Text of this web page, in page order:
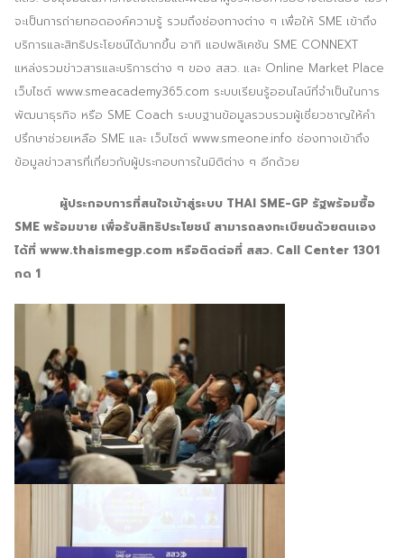
Search
for:
Search
จะเป็นการถ่ายทอดองค์ความรู้ รวมถึงช่องทางต่าง ๆ เพื่อให้ SME เข้าถึง
บริการและสิทธิประโยชน์ได้มากขึ้น อาทิ แอปพลิเคชัน SME CONNEXT
แหล่งรวมข่าวสารและบริการต่าง ๆ ของ สสว. และ Online Market Place
เว็บไซต์ www.smeacademy365.com ระบบเรียนรู้ออนไลน์ที่จำเป็นในการ
พัฒนาธุรกิจ หรือ SME Coach ระบบฐานข้อมูลรวบรวมผู้เชี่ยวชาญให้คำ
ปรึกษาช่วยเหลือ SME และ เว็บไซต์ www.smeone.info ช่องทางเข้าถึง
ข้อมูลข่าวสารที่เกี่ยวกับผู้ประกอบการในมิติต่าง ๆ อีกด้วย
ผู้ประกอบการที่สนใจเข้าสู่ระบบ THAI SME-GP รัฐพร้อมซื้อ
SME พร้อมขาย เพื่อรับสิทธิประโยชน์ สามารถลงทะเบียนด้วยตนเอง
ได้ที่ www.thaismegp.com หรือติดต่อที่ สสว. Call Center 1301
กด 1